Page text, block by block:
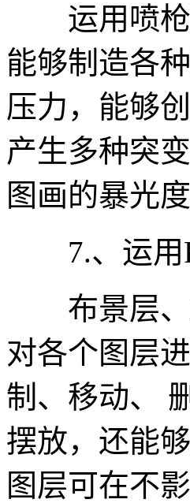
运用喷枪
能够制造各
压力，能够
产生多种突
图画的暴光度
7.、运用
布景层、
对各个图层
制、移动、
摆放，还能
图层可在不